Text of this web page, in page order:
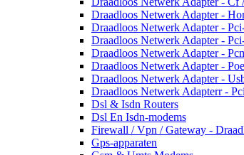
Draadloos Netwerk Adapter -
Draadloos Netwerk Adapter -
Draadloos Netwerk Adapter -
Draadloos Netwerk Adapter -
Draadloos Netwerk Adapter - Poe
Draadloos Netwerk Adapter -
Draadloos Netwerk Adapterr - Pci
Dsl & Isdn Routers
Dsl En Isdn-modems
Firewall / Vpn / Gateway -
Gps-apparaten